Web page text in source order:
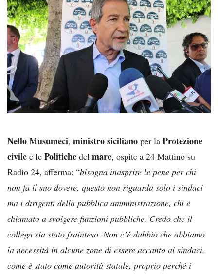
Nello Musumeci, ministrosiciliano per la Protezione
civile e le Politiche del mare, ospite a 24 Mattino su
Radio 24, afferma: “bisogna inasprire le pene per chi
non fa il suo dovere, questo non riguarda solo i sindaci
ma i dirigenti della pubblica amministrazione, chi è
chiamato a svolgere funzioni pubbliche. Credo che il
collega sia stato frainteso. Non c’è dubbio che abbiamo
la necessità in alcune zone di essere accanto ai sindaci,
come è stato come autorità statale, proprio perché i